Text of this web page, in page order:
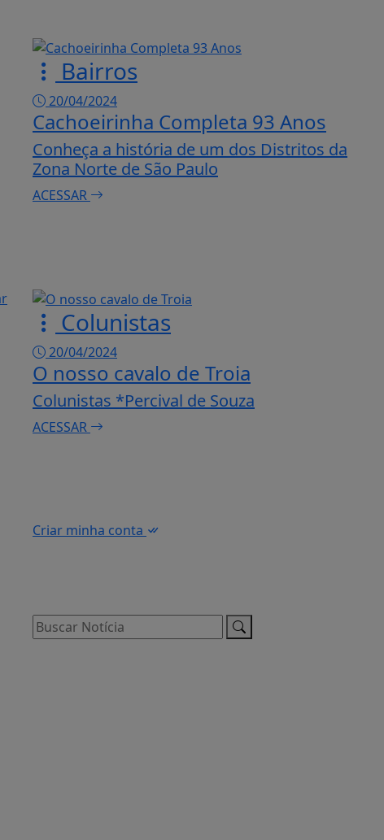
Bairros
20/04/2024
Cachoeirinha Completa 93 Anos
Conheça a história de um dos Distritos da
Zona Norte de São Paulo
ACESSAR
Colunistas
20/04/2024
O nosso cavalo de Troia
Colunistas *Percival de Souza
ACESSAR
Criar minha conta